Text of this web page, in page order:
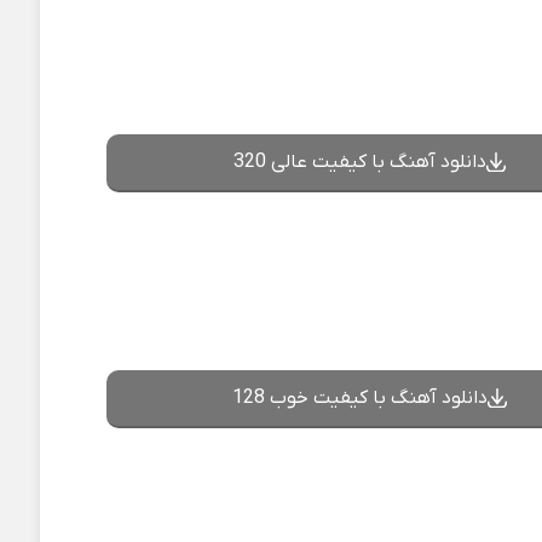
دانلود آهنگ با کیفیت عالی 320
دانلود آهنگ با کیفیت خوب 128